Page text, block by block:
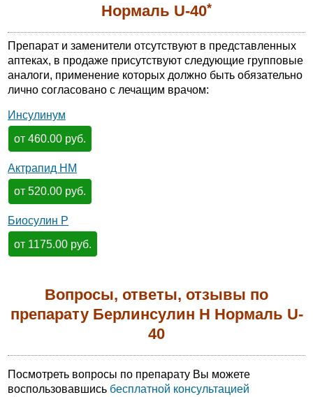
Нормаль U-40*
Препарат и заменители отсутствуют в представленных
аптеках, в продаже присутствуют следующие групповые
аналоги, применение которых должно быть обязательно
лично согласовано с лечащим врачом:
Инсулинум
от 460.00 руб.
Актрапид НМ
от 520.00 руб.
Биосулин Р
от 1175.00 руб.
Вопросы, ответы, отзывы по
препарату Берлинсулин Н Нормаль U-
40
Посмотреть вопросы по препарату Вы можете
воспользовавшись бесплатной консультацией